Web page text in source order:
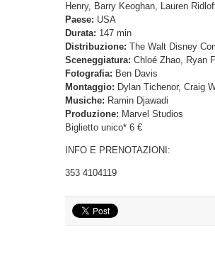
Henry, Barry Keoghan, Lauren
Paese: USA
Durata: 147 min
Distribuzione: The Walt Disney
Sceneggiatura: Chloé Zhao, Ryan
Fotografia: Ben Davis
Montaggio: Dylan Tichenor, Craig
Musiche: Ramin Djawadi
Produzione: Marvel Studios
Biglietto unico* 6 €
INFO E PRENOTAZIONI:
353 4104119